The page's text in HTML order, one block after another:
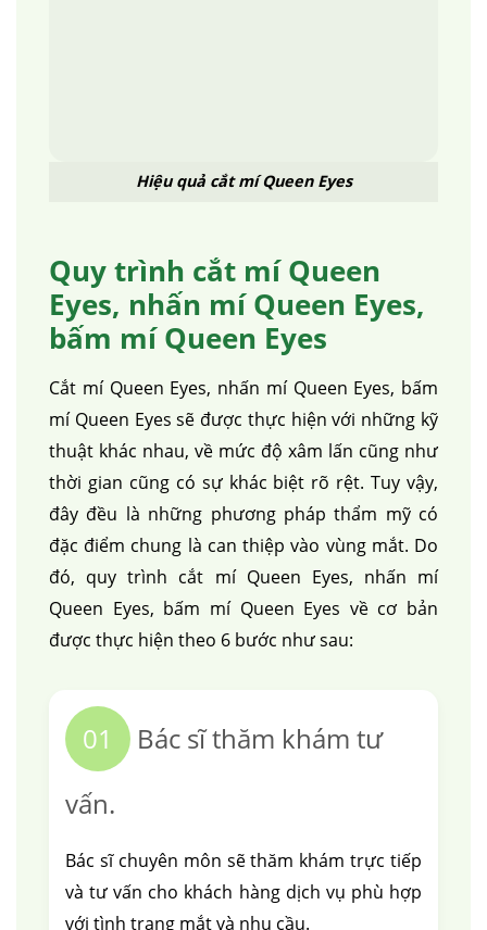
Hiệu quả cắt mí Queen Eyes
Quy trình cắt mí Queen
Eyes, nhấn mí Queen Eyes,
bấm mí Queen Eyes
Cắt mí Queen Eyes, nhấn mí Queen Eyes, bấm
mí Queen Eyes sẽ được thực hiện với những kỹ
thuật khác nhau, về mức độ xâm lấn cũng như
thời gian cũng có sự khác biệt rõ rệt. Tuy vậy,
đây đều là những phương pháp thẩm mỹ có
đặc điểm chung là can thiệp vào vùng mắt. Do
đó, quy trình cắt mí Queen Eyes, nhấn mí
Queen Eyes, bấm mí Queen Eyes về cơ bản
được thực hiện theo 6 bước như sau:
01
Bác sĩ thăm khám tư
vấn.
Bác sĩ chuyên môn sẽ thăm khám trực tiếp
và tư vấn cho khách hàng dịch vụ phù hợp
với tình trạng mắt và nhu cầu.